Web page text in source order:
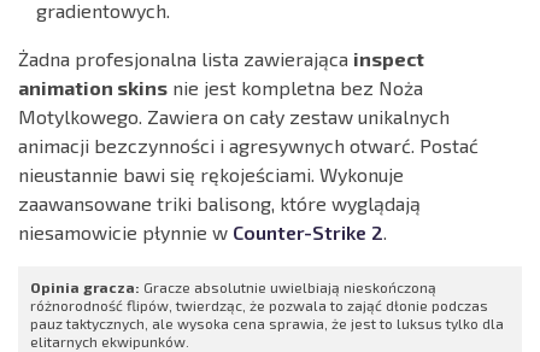
gradientowych.
Żadna profesjonalna lista zawierająca inspect
animation skins nie jest kompletna bez Noża
Motylkowego. Zawiera on cały zestaw unikalnych
animacji bezczynności i agresywnych otwarć. Postać
nieustannie bawi się rękojeściami. Wykonuje
zaawansowane triki balisong, które wyglądają
niesamowicie płynnie w Counter-Strike 2.
Opinia gracza: Gracze absolutnie uwielbiają nieskończoną
różnorodność flipów, twierdząc, że pozwala to zająć dłonie podczas
pauz taktycznych, ale wysoka cena sprawia, że jest to luksus tylko dla
elitarnych ekwipunków.